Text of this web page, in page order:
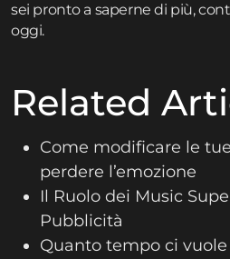
sei pronto a saperne di più,
oggi.
Related
Come modificare le
perdere l’emozione
Il Ruolo dei Music
Pubblicità
Quanto tempo ci